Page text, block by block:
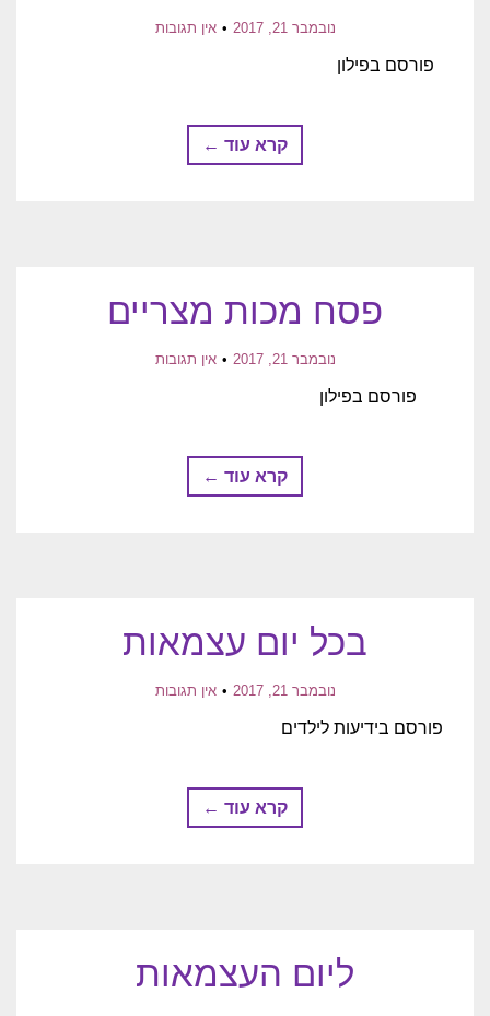
נובמבר 21, 2017 אין תגובות
פורסם בפילון
קרא עוד ←
פסח מכות מצריים
נובמבר 21, 2017 אין תגובות
פורסם בפילון
קרא עוד ←
בכל יום עצמאות
נובמבר 21, 2017 אין תגובות
פורסם בידיעות לילדים
קרא עוד ←
ליום העצמאות